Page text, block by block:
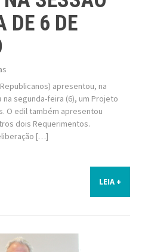
DE 6 DE
apresentou, na
segunda-feira (6), um Projeto
O edil também apresentou
dois Requerimentos.
[…]
LEIA +